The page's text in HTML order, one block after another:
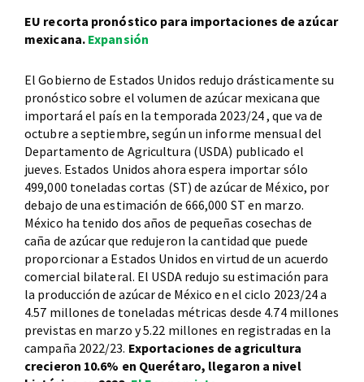
EU recorta pronóstico para importaciones de azúcar
mexicana. Expansión
El Gobierno de Estados Unidos redujo drásticamente su
pronóstico sobre el volumen de azúcar mexicana que
importará el país en la temporada 2023/24 , que va de
octubre a septiembre, según un informe mensual del
Departamento de Agricultura (USDA) publicado el
jueves. Estados Unidos ahora espera importar sólo
499,000 toneladas cortas (ST) de azúcar de México, por
debajo de una estimación de 666,000 ST en marzo.
México ha tenido dos años de pequeñas cosechas de
caña de azúcar que redujeron la cantidad que puede
proporcionar a Estados Unidos en virtud de un acuerdo
comercial bilateral. El USDA redujo su estimación para
la producción de azúcar de México en el ciclo 2023/24 a
4.57 millones de toneladas métricas desde 4.74 millones
previstas en marzo y 5.22 millones en registradas en la
campaña 2022/23. Exportaciones de agricultura
crecieron 10.6% en Querétaro, llegaron a nivel